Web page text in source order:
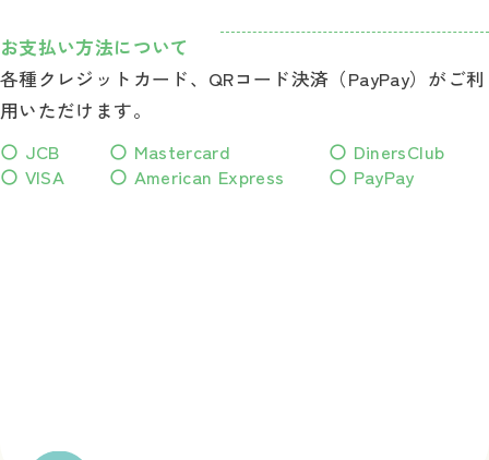
お支払い方法について
各種クレジットカード、QRコード決済（PayPay）がご利
用いただけます。
〇 JCB
〇 Mastercard
〇 DinersClub
〇 VISA
〇 American Express 〇 PayPay